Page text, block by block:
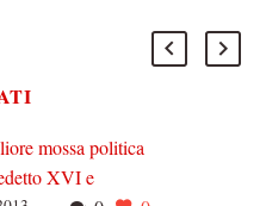
mossa politica
XVI e